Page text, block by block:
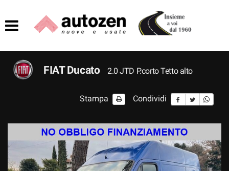
LISTA VEICOLI
ASSISTENZA
CONTATTI
FIAT Ducato 2.0 JTD P.corto Tetto alto
Stampa Condividi